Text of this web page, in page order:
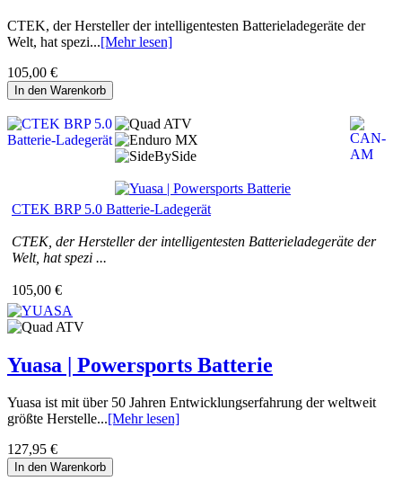
CTEK, der Hersteller der intelligentesten Batterieladegeräte der
Welt, hat spezi...[Mehr lesen]
105,00 €
In den Warenkorb
CTEK BRP 5.0 Batterie-Ladegerät
CTEK, der Hersteller der intelligentesten Batterieladegeräte der
Welt, hat spezi ...
105,00 €
Yuasa | Powersports Batterie
Yuasa ist mit über 50 Jahren Entwicklungserfahrung der weltweit
größte Herstelle...[Mehr lesen]
127,95 €
In den Warenkorb